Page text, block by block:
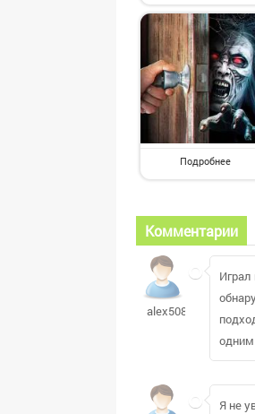
Подробнее
Комментарии
alex5087672
Играл
одним
Я не